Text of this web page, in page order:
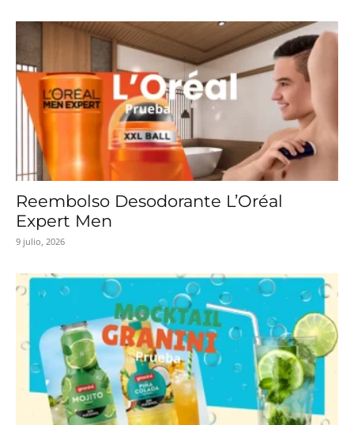
Reembolso Desodorante L’Oréal
Expert Men
9 julio, 2026